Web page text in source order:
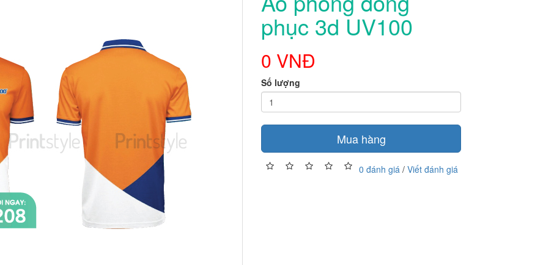
phục 3d UV100
0 VNĐ
Số lượng
Mua hàng
0 đánh giá /Viết đánh giá